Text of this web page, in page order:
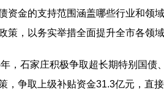
资金的支持范围涵盖哪些行业和
策，以务实举措全面提升全市各领
，石家庄积极争取超长期特别国
，争取上级补贴资金31.3亿元，直